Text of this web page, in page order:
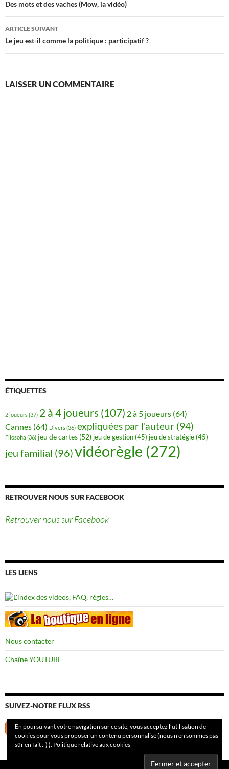
des
articles
Des mots et des vaches (Mow, la vidéo)
ARTICLE SUIVANT
Le jeu est-il comme la politique : participatif ?
LAISSER UN COMMENTAIRE
ÉTIQUETTES
2 joueurs(37) 2 à 4 joueurs (107) 2 à 5 joueurs (64)
Cannes (64) Divers(36) expliquées par l'auteur (94)
Filosofia (36) jeu de cartes (52) jeu de gestion (45) jeu de stratégie (45)
jeu familial (96)vidéorègle (272)
RETROUVER NOUS SUR FACEBOOK
Retrouver nous sur Facebook
LES LIENS
Nous contacter
Chaîne YOUTUBE
SUIVEZ-NOTRE FLUX RSS
En poursuivant votre navigation sur ce site, vous acceptez l’utilisation de
cookies pour vous proposer un contenu personnalisé (nous n'en sommes pas
sûr en fait :-) ). Politique relative aux cookies